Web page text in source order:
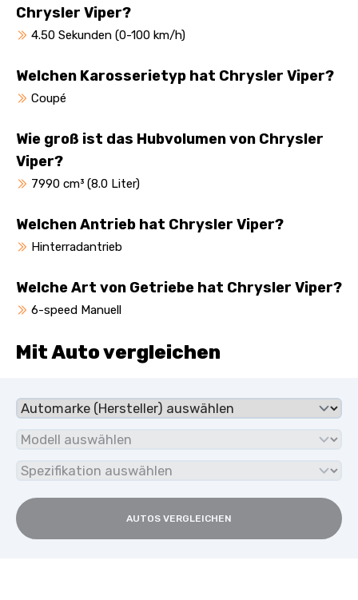
Chrysler Viper?
4.50 Sekunden (0-100 km/h)
Welchen Karosserietyp hat Chrysler Viper?
Coupé
Wie groß ist das Hubvolumen von Chrysler
Viper?
7990 cm³ (8.0 Liter)
Welchen Antrieb hat Chrysler Viper?
Hinterradantrieb
Welche Art von Getriebe hat Chrysler Viper?
6-speed Manuell
Mit Auto vergleichen
AUTOS VERGLEICHEN